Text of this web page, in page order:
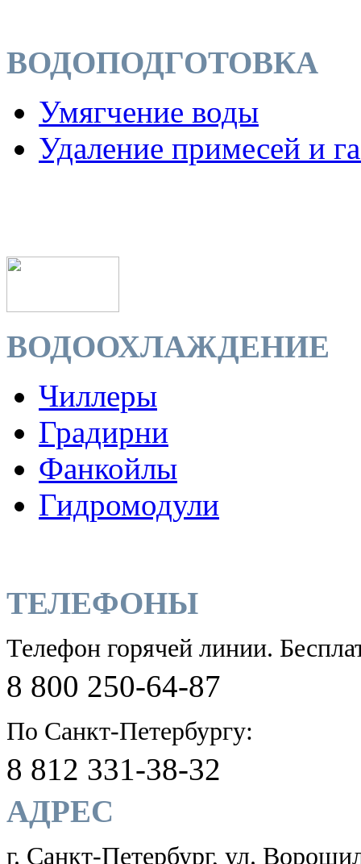
ВОДОПОДГОТОВКА
Умягчение воды
Удаление примесей и
ВОДООХЛАЖДЕНИЕ
Чиллеры
Градирни
Фанкойлы
Гидромодули
ТЕЛЕФОНЫ
Телефон горячей линии.
8 800 250-64-87
По Санкт-Петербургу:
8 812 331-38-32
АДРЕС
г. Санкт-Петербург, ул.